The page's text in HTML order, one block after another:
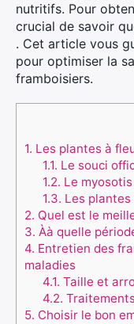
nutritifs. Pour
crucial de savoir
. Cet article vous
pour optimiser la
framboisiers.
1. Les plantes à
1.1. Le souci
1.2. Le
1.3. Les
2. Quel est le
3. Àà quelle
4. Entretien des
maladies
4.1. Taille et
4.2.
5. Choisir le bon